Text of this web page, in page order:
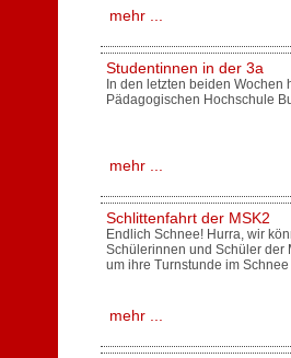
mehr ...
Studentinnen in der 3a
In den letzten beiden
Pädagogischen Hochschule
mehr ...
Schlittenfahrt der MSK2
Endlich Schnee! Hurra, wir
Schülerinnen und Schüler der
um ihre Turnstunde im Schnee
mehr ...